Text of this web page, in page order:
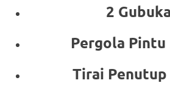
2
Pergola Pintu
Tirai Penutup